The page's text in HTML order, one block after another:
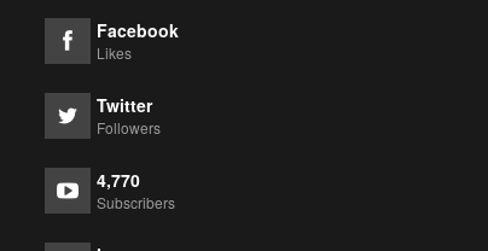
Facebook
Likes
Twitter
Followers
4,770
Subscribers